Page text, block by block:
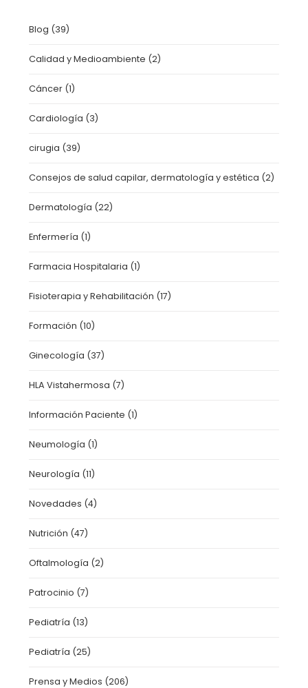
Blog (39)
Calidad y Medioambiente (2)
Cáncer (1)
Cardiología (3)
cirugia (39)
Consejos de salud capilar, dermatología y estética (2)
Dermatología (22)
Enfermería (1)
Farmacia Hospitalaria (1)
Fisioterapia y Rehabilitación (17)
Formación (10)
Ginecología (37)
HLA Vistahermosa (7)
Información Paciente (1)
Neumología (1)
Neurología (11)
Novedades (4)
Nutrición (47)
Oftalmología (2)
Patrocinio (7)
Pediatría (13)
Pediatría (25)
Prensa y Medios (206)